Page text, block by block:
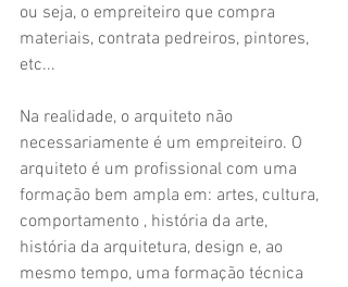
ou seja, o empreiteiro que compra
materiais, contrata pedreiros, pintores,
etc...
Na realidade, o arquiteto não
necessariamente é um empreiteiro. O
arquiteto é um profissional com uma
formação bem ampla em: artes, cultura,
comportamento , história da arte,
história da arquitetura, design e, ao
mesmo tempo, uma formação técnica